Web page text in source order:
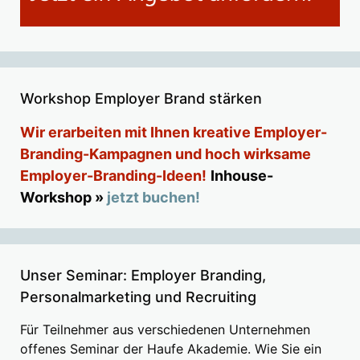
Workshop Employer Brand stärken
Wir erarbeiten mit Ihnen kreative Employer-
Branding-Kampagnen und hoch wirksame
Employer-Branding-Ideen! Inhouse-
Workshop » jetzt buchen!
Unser Seminar: Employer Branding,
Personalmarketing und Recruiting
Für Teilnehmer aus verschiedenen Unternehmen
offenes Seminar der Haufe Akademie. Wie Sie ein